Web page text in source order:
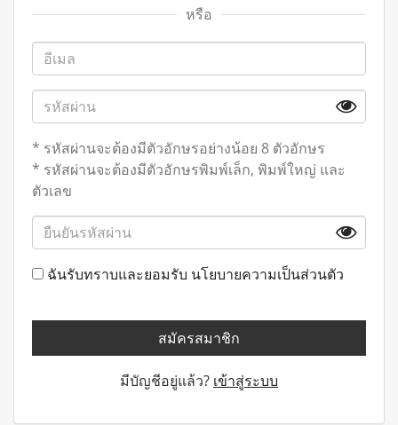
หรือ
* รหัสผ่านจะต้องมีตัวอักษรอย่างน้อย 8 ตัวอักษร
* รหัสผ่านจะต้องมีตัวอักษรพิมพ์เล็ก, พิมพ์ใหญ่ และ
ตัวเลข
ฉันรับทราบและยอมรับ นโยบายความเป็นส่วนตัว
สมัครสมาชิก
มีบัญชีอยู่แล้ว? เข้าสู่ระบบ